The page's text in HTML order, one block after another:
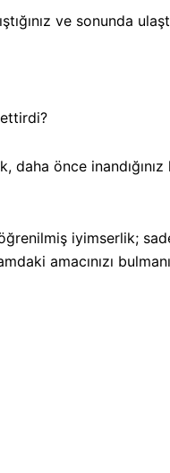
ve sonunda
daha önce
iyimserlik;
amacınızı